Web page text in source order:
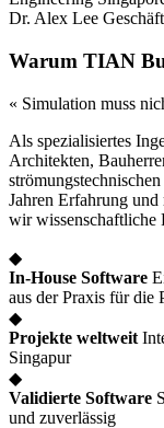
Dr. Alex Lee
Warum TIAN
« Simulation muss
Als spezialisiertes
Architekten,
Jahren Erfahrung
wir wissenschaftliche
◆
In-House Software
aus der Praxis für die
◆
Projekte weltweit
Singapur
◆
Validierte Software
und zuverlässig